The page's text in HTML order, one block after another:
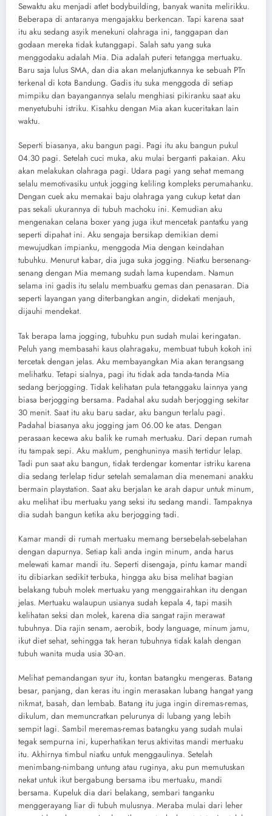
Sewaktu aku menjadi atlet bodybuilding, banyak wanita melirikku.
Beberapa di antaranya mengajakku berkencan. Tapi karena saat
itu aku sedang asyik menekuni olahraga ini, tanggapan dan
godaan mereka tidak kutanggapi. Salah satu yang suka
menggodaku adalah Mia. Dia adalah puteri tetangga mertuaku.
Baru saja lulus SMA, dan dia akan melanjutkannya ke sebuah PTn
terkenal di kota Bandung. Gadis itu suka menggoda di setiap
mimpiku dan bayangannya selalu menghiasi pikiranku saat aku
menyetubuhi istriku. Kisahku dengan Mia akan kuceritakan lain
waktu.
Seperti biasanya, aku bangun pagi. Pagi itu aku bangun pukul
04.30 pagi. Setelah cuci muka, aku mulai berganti pakaian. Aku
akan melakukan olahraga pagi. Udara pagi yang sehat memang
selalu memotivasiku untuk jogging keliling kompleks perumahanku.
Dengan cuek aku memakai baju olahraga yang cukup ketat dan
pas sekali ukurannya di tubuh machoku ini. Kemudian aku
mengenakan celana boxer yang juga ikut mencetak pantatku yang
seperti dipahat ini. Aku sengaja bersikap demikian demi
mewujudkan impianku, menggoda Mia dengan keindahan
tubuhku. Menurut kabar, dia juga suka jogging. Niatku bersenang-
senang dengan Mia memang sudah lama kupendam. Namun
selama ini gadis itu selalu membuatku gemas dan penasaran. Dia
seperti layangan yang diterbangkan angin, didekati menjauh,
dijauhi mendekat.
Tak berapa lama jogging, tubuhku pun sudah mulai keringatan.
Peluh yang membasahi kaus olahragaku, membuat tubuh kokoh ini
tercetak dengan jelas. Aku membayangkan Mia akan terangsang
melihatku. Tetapi sialnya, pagi itu tidak ada tanda-tanda Mia
sedang berjogging. Tidak kelihatan pula tetanggaku lainnya yang
biasa berjogging bersama. Padahal aku sudah berjogging sekitar
30 menit. Saat itu aku baru sadar, aku bangun terlalu pagi.
Padahal biasanya aku jogging jam 06.00 ke atas. Dengan
perasaan kecewa aku balik ke rumah mertuaku. Dari depan rumah
itu tampak sepi. Aku maklum, penghuninya masih tertidur lelap.
Tadi pun saat aku bangun, tidak terdengar komentar istriku karena
dia sedang terlelap tidur setelah semalaman dia menemani anakku
bermain playstation. Saat aku berjalan ke arah dapur untuk minum,
aku melihat ibu mertuaku yang seksi itu sedang mandi. Tampaknya
dia sudah bangun ketika aku berjogging tadi.
Kamar mandi di rumah mertuaku memang bersebelah-sebelahan
dengan dapurnya. Setiap kali anda ingin minum, anda harus
melewati kamar mandi itu. Seperti disengaja, pintu kamar mandi
itu dibiarkan sedikit terbuka, hingga aku bisa melihat bagian
belakang tubuh molek mertuaku yang menggairahkan itu dengan
jelas. Mertuaku walaupun usianya sudah kepala 4, tapi masih
kelihatan seksi dan molek, karena dia sangat rajin merawat
tubuhnya. Dia rajin senam, aerobik, body language, minum jamu,
ikut diet sehat, sehingga tak heran tubuhnya tidak kalah dengan
tubuh wanita muda usia 30-an.
Melihat pemandangan syur itu, kontan batangku mengeras. Batang
besar, panjang, dan keras itu ingin merasakan lubang hangat yang
nikmat, basah, dan lembab. Batang itu juga ingin diremas-remas,
dikulum, dan memuncratkan pelurunya di lubang yang lebih
sempit lagi. Sambil meremas-remas batangku yang sudah mulai
tegak sempurna ini, kuperhatikan terus aktivitas mandi mertuaku
itu. Akhirnya timbul niatku untuk menggaulinya. Setelah
menimbang-nimbang untung atau ruginya, aku pun memutuskan
nekat untuk ikut bergabung bersama ibu mertuaku, mandi
bersama. Kupeluk dia dari belakang, sembari tanganku
menggerayang liar di tubuh mulusnya. Meraba mulai dari leher